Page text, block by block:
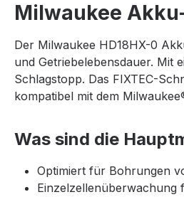
Milwaukee
Der Milwaukee HD18HX-0
und Getriebelebensdauer. Mit
Schlagstopp. Das FIXTEC-
kompatibel mit dem
Was sind die
Optimiert für Bohrungen
Einzelzellenüberwachung